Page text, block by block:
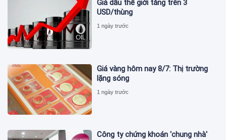
Giá dầu thế giới tăng trên 3
USD/thùng
1 ngày trước
Giá vàng hôm nay 8/7: Thị trường
lặng sóng
1 ngày trước
Công ty chứng khoán 'chung nhà'